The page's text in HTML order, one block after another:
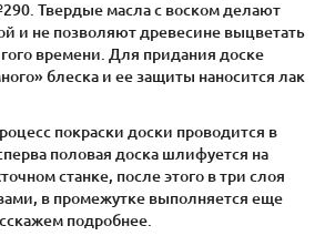
Твердые масла с воском делают
и не позволяют древесине выцветать
времени. Для придания доске
блеска и ее защиты наносится лак
покраски доски проводится в
половая доска шлифуется на
станке, после этого в три слоя
в промежутке выполняется еще
подробнее.